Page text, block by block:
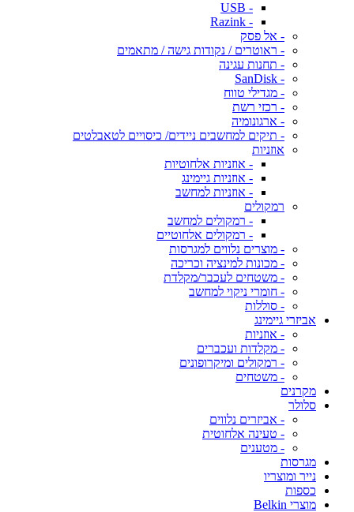
- USB
- Razink
- אל פסק
- ראוטרים / נקודות גישה / מתאמים
- תחנות עגינה
- SanDisk
- מגדילי טווח
- רכזי רשת
- ארגונומיה
- תיקים למחשבים ניידים/ כיסויים לטאבלטים
אוזניות
- אוזניות אלחוטיות
- אוזניות גיימינג
- אוזניות למחשב
רמקולים
- רמקולים למחשב
- רמקולים אלחוטיים
- מוצרים נלווים למגרסות
- מכונות למינציה וכריכה
- משטחים לעכבר/מקלדת
- חומרי ניקוי למחשב
- סוללות
אביזרי גיימינג
- אוזניות
- מקלדות ועכברים
- רמקולים ומיקרופונים
- משטחים
מקרנים
סלולר
- אביזרים נלווים
- טעינה אלחוטית
- מטענים
מגרסות
נייר ומוצריו
כספות
מוצרי Belkin